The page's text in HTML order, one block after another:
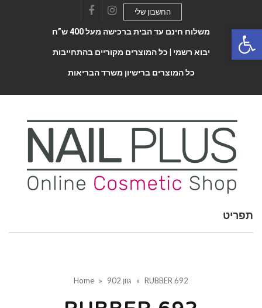
FacebookInstagram
החשבון שלי
משלוח חינם עד הבית ברכישה מעל 400 ש”ח
יבוא רשמי | כל המוצרים מקוריים בהתחייבות
כל המוצרים ברישיון משרד הבריאות
Toggle
תפריט
Home » גוון 902 » RUBBER 692